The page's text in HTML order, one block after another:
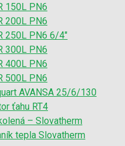
150L PN6
200L PN6
250L PN6 6/4″
300L PN6
400L PN6
500L PN6
AVANSA 25/6/130
ťahu RT4
– Slovatherm
tepla Slovatherm